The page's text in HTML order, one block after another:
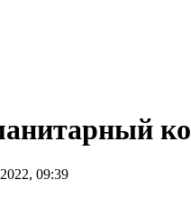
09:39